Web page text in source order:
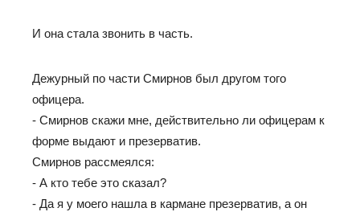
И она стала звонить в часть.
Дежурный по части Смирнов был другом того
офицера.
- Смирнов скажи мне, действительно ли офицерам к
форме выдают и презерватив.
Смирнов рассмеялся:
- А кто тебе это сказал?
- Да я у моего нашла в кармане презерватив, а он